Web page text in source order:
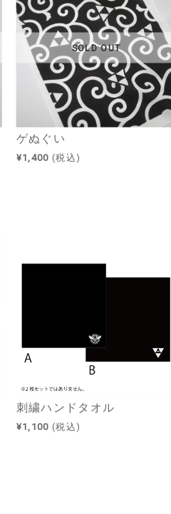
SOLD OUT
ゲぬぐい
¥1,400 (税込)
刺繍ハンドタオル
¥1,100 (税込)